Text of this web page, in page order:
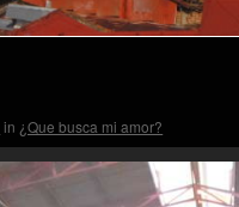
in ¿Que busca mi amor?